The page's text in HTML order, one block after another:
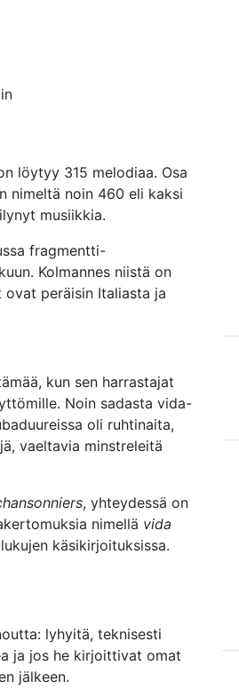
löytyy 315 melodiaa. Osa
nimeltä noin 460 eli kaksi
musiikkia.
fragmentti-
Kolmannes niistä on
peräisin Italiasta ja
kun sen harrastajat
Noin sadasta vida-
oli ruhtinaita,
vaeltavia minstreleitä
, yhteydessä on
nimellä vida
käsikirjoituksissa.
lyhyitä, teknisesti
ja jos he kirjoittivat omat
jälkeen.